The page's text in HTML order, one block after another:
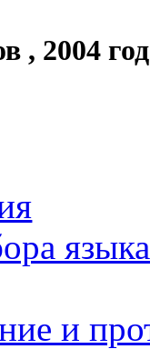
, 2004 год
языка
и